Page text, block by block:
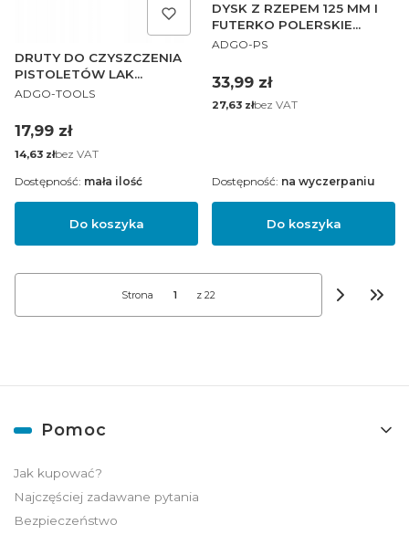
DRUTY DO CZYSZCZENIA
PISTOLETÓW LAK
AEROGRAFÓW
PRODUCENT
ADGO-TOOLS
Cena
17,99 zł
Cena
14,63 złbez VAT
Do koszyka
Dostępność: mała ilość
DYSK Z RZEPEM 125 MM I
FUTERKO POLERSKIE
WIĄZANE
PRODUCENT
ADGO-PS
Cena
33,99 zł
Cena
27,63 złbez VAT
Do koszyka
Dostępność: na wyczerpaniu
Strona z 22
Linki w stopce
Pomoc
Jak kupować?
Najczęściej zadawane pytania
Bezpieczeństwo